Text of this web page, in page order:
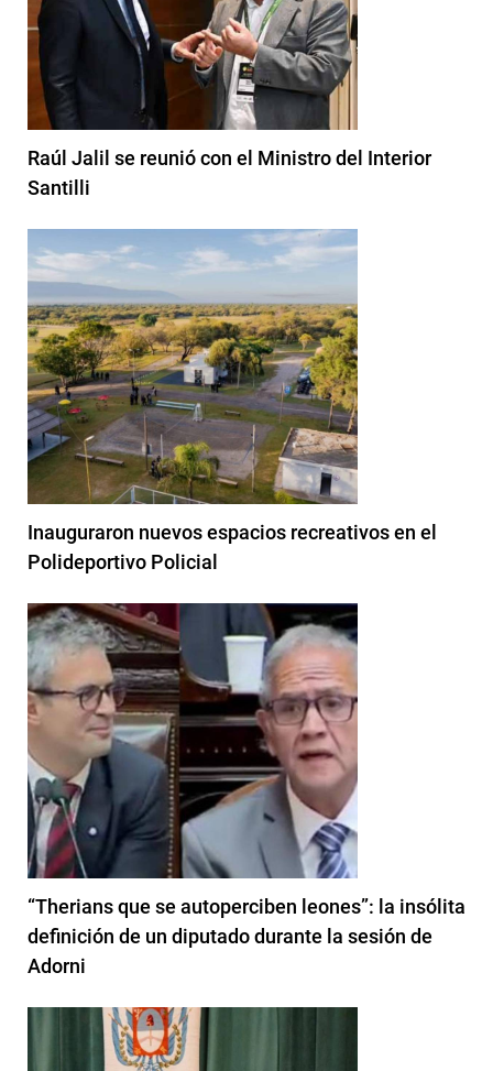
Raúl Jalil se reunió con el Ministro del Interior
Santilli
Inauguraron nuevos espacios recreativos en el
Polideportivo Policial
“Therians que se autoperciben leones”: la insólita
definición de un diputado durante la sesión de
Adorni